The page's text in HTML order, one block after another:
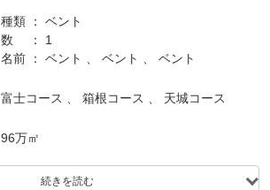
種類
ベント
数
1
名前
ベント 、 ベント 、 ベント
富士コース 、 箱根コース 、 天城コース
96万㎡
続きを読む